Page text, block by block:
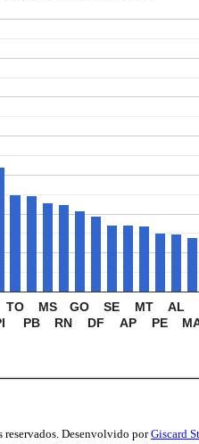
TO
PB
MS
RN
GO
DF
SE
AP
MT
PE
AL
Desenvolvido porGiscard